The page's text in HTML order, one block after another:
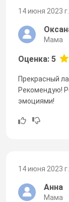
14 июня 2023 г.
Мама
Оценка: 5
Прекрасный
Рекомендую!
эмоциями!
14 июня 2023 г.
Анна
Мама